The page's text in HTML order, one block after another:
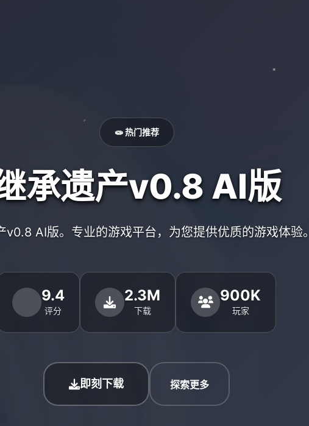
🧫 热门推荐
承遗产v0.8 AI版
v0.8 AI版。专业的游戏平台，为您提供优质的游戏体验。
9.4
评分
2.3M
下载
900K
玩家
即刻下载 探索更多